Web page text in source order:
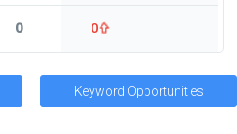
0 0
Keyword Opportunities